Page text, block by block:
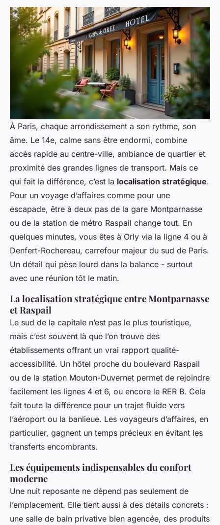
À Paris, chaque arrondissement a son rythme, son
âme. Le 14e, calme sans être endormi, combine
accès rapide au centre-ville, ambiance de quartier et
proximité des grandes lignes de transport. Mais ce
qui fait la différence, c’est la localisation stratégique.
Pour un voyage d’affaires comme pour une
escapade, être à deux pas de la gare Montparnasse
ou de la station de métro Raspail change tout. En
quelques minutes, vous êtes à Orly via la ligne 4 ou à
Denfert-Rochereau, carrefour majeur du sud de Paris.
Un détail qui pèse lourd dans la balance - surtout
avec une réunion tôt le matin.
La localisation stratégique entre Montparnasse
et Raspail
Le sud de la capitale n’est pas le plus touristique,
mais c’est souvent là que l’on trouve des
établissements offrant un vrai rapport qualité-
accessibilité. Un hôtel proche du boulevard Raspail
ou de la station Mouton-Duvernet permet de rejoindre
facilement les lignes 4 et 6, ou encore le RER B. Cela
fait toute la différence pour un trajet fluide vers
l’aéroport ou la banlieue. Les voyageurs d’affaires, en
particulier, gagnent un temps précieux en évitant les
transferts encombrants.
Les équipements indispensables du confort
moderne
Une nuit reposante ne dépend pas seulement de
l’emplacement. Elle tient aussi à des détails concrets :
une salle de bain privative bien agencée, des produits